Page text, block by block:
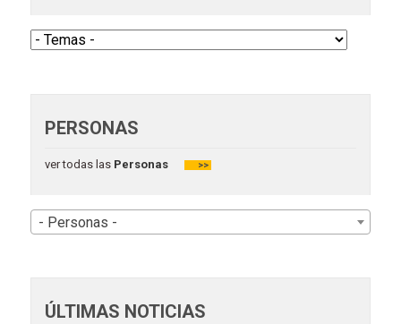
PERSONAS
ver todas lasPersonas >>
- Personas -
ÚLTIMAS NOTICIAS